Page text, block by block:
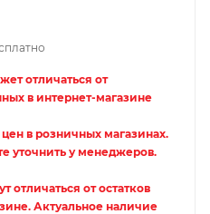
отличаться от
в интернет-магазине
в розничных магазинах.
уточнить у менеджеров.
отличаться от остатков
Актуальное наличие